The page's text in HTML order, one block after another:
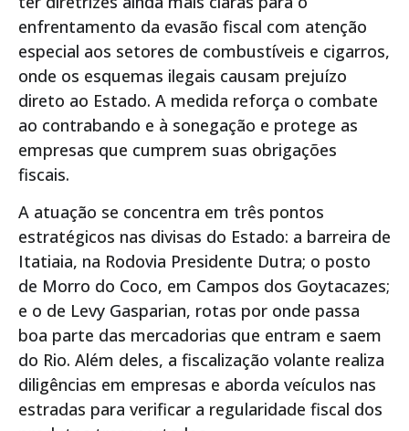
enfrentamento da evasão fiscal com atenção
especial aos setores de combustíveis e cigarros,
onde os esquemas ilegais causam prejuízo
direto ao Estado. A medida reforça o combate
ao contrabando e à sonegação e protege as
empresas que cumprem suas obrigações
fiscais.
A atuação se concentra em três pontos
estratégicos nas divisas do Estado: a barreira de
Itatiaia, na Rodovia Presidente Dutra; o posto
de Morro do Coco, em Campos dos Goytacazes;
e o de Levy Gasparian, rotas por onde passa
boa parte das mercadorias que entram e saem
do Rio. Além deles, a fiscalização volante realiza
diligências em empresas e aborda veículos nas
estradas para verificar a regularidade fiscal dos